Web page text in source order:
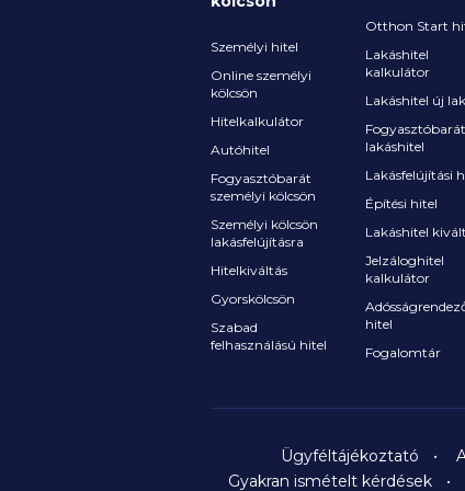
Személyi hitel
Online személyi
kölcsön
Hitelkalkulátor
Autóhitel
Fogyasztóbarát
személyi kölcsön
Személyi kölcsön
lakásfelújításra
Hitelkiváltás
Gyorskölcsön
Szabad
felhasználású hitel
Otthon Start
Lakáshitel
kalkulátor
Lakáshitel új
Fogyasztóbarát
lakáshitel
Lakásfelújítási
Építési hitel
Lakáshitel
Jelzáloghitel
kalkulátor
hitel
Fogalomtár
Ügyféltájékoztató
Gyakran ismételt kérdések